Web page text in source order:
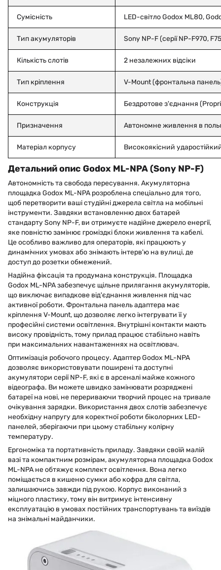
Сумісність LED-світло Godox ML80,
Тип акумуляторів Sony NP-F (серії NP-F970,
Кількість слотів 2 незалежних відсіки
Тип кріплення V-Mount (фронтальна
Конструкція Бездротове з'єднання
Призначення Автономне живлення в
Матеріал корпусу Високоякісний
Детальний опис Godox ML-NPA (Sony NP-F)
Автономність та свобода пересування. Акумуляторна
площадка Godox ML-NPA розроблена спеціально для того,
щоб перетворити ваші студійні джерела світла на мобільні
інструменти. Завдяки встановленню двох батарей
стандарту Sony NP-F, ви отримуєте надійне джерело енергії,
яке повністю замінює громіздкі блоки живлення та кабелі.
Це особливо важливо для операторів, які працюють у
динамічних умовах або знімають інтерв'ю на вулиці, де
доступ до розетки обмежений.
Надійна фіксація та продумана конструкція. Площадка
Godox ML-NPA забезпечує щільне прилягання акумуляторів,
що виключає випадкове від'єднання живлення під час
активної роботи. Фронтальна панель адаптера має
кріплення V-Mount, що дозволяє легко інтегрувати її у
професійні системи освітлення. Внутрішні контакти мають
високу провідність, тому прилад працює стабільно навіть
при максимальних навантаженнях на освітлювач.
Оптимізація робочого процесу. Адаптер Godox ML-NPA
дозволяє використовувати поширені та доступні
акумулятори серії NP-F, які є в арсеналі майже кожного
відеографа. Ви можете швидко замінювати розряджені
батареї на нові, не перериваючи творчий процес на тривале
очікування зарядки. Використання двох слотів забезпечує
необхідну напругу для коректної роботи біколорних LED-
панелей, зберігаючи при цьому стабільну колірну
температуру.
Ергономіка та портативність приладу. Завдяки своїй малій
вазі та компактним розмірам, акумуляторна площадка Godox
ML-NPA не обтяжує комплект освітлення. Вона легко
поміщається в кишеню сумки або кофра для світла,
залишаючись завжди під рукою. Корпус виконаний з
міцного пластику, тому він витримує інтенсивну
експлуатацію в умовах постійних транспортувань та виїздів
на знімальні майданчики.